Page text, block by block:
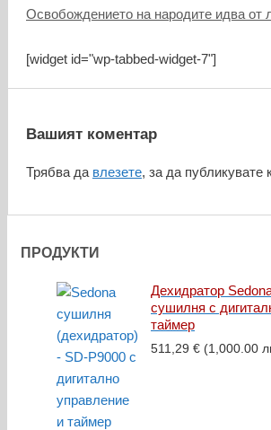
Освобождението на народите идва от
[widget id="wp-tabbed-widget-7"]
Вашият коментар
Трябва да влезете, за да публикувате
ПРОДУКТИ
Дехидратор
сушилня с
таймер
511,29 € (1,000.00